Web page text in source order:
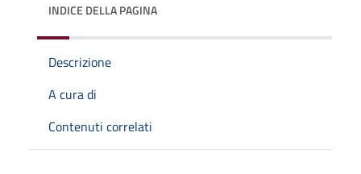
INDICE DELLA PAGINA
Descrizione
A cura di
Contenuti correlati